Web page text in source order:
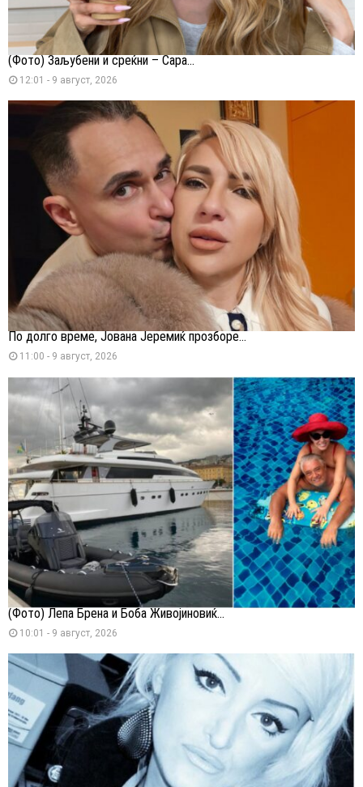
(Фото) Заљубени и среќни – Сара...
12:01 - 9 август, 2026
По долго време, Јована Јеремиќ прозборе...
11:00 - 9 август, 2026
(Фото) Лепа Брена и Боба Живојиновиќ...
10:01 - 9 август, 2026